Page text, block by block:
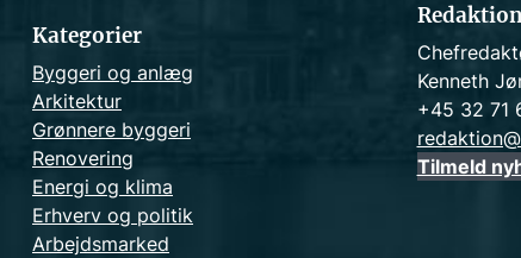
Kategorier
Byggeri og anlæg
Arkitektur
Grønnere byggeri
Renovering
Energi og klima
Erhverv og politik
Arbejdsmarked
Kenneth
+45 32 71
Tilmeld